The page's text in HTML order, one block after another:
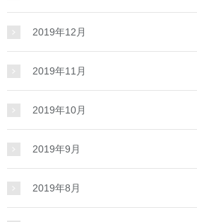
2019年12月
2019年11月
2019年10月
2019年9月
2019年8月